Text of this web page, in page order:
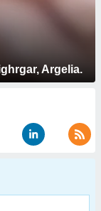
Argelia.